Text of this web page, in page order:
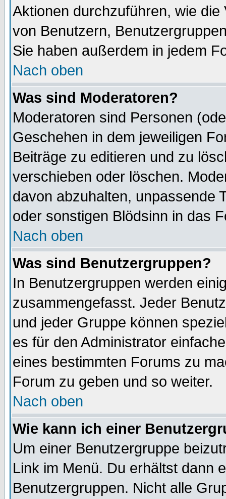
Aktionen durchzuführen, wie
von Benutzern,
Sie haben außerdem in jedem
Nach oben
Was sind Moderatoren?
Moderatoren sind Personen
Geschehen in dem jeweiligen
Beiträge zu editieren und zu
verschieben oder löschen.
davon abzuhalten, unpassende
oder sonstigen Blödsinn in das
Nach oben
Was sind Benutzergruppen?
In Benutzergruppen werden
zusammengefasst. Jeder
und jeder Gruppe können
es für den Administrator
eines bestimmten Forums zu
Forum zu geben und so weiter.
Nach oben
Wie kann ich einer
Um einer Benutzergruppe
Link im Menü. Du erhältst dann
Benutzergruppen. Nicht alle